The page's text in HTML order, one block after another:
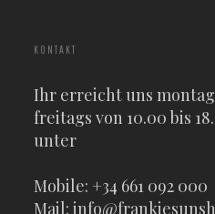
KONTAKT
Ihr erreicht uns
freitags von 10.00 bis
unter
Mobile: +34 661 092 000
Mail: